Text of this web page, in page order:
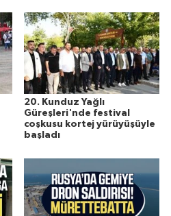
20. Kunduz Yağlı
Güreşleri'nde festival
coşkusu kortej yürüyüşüyle
başladı